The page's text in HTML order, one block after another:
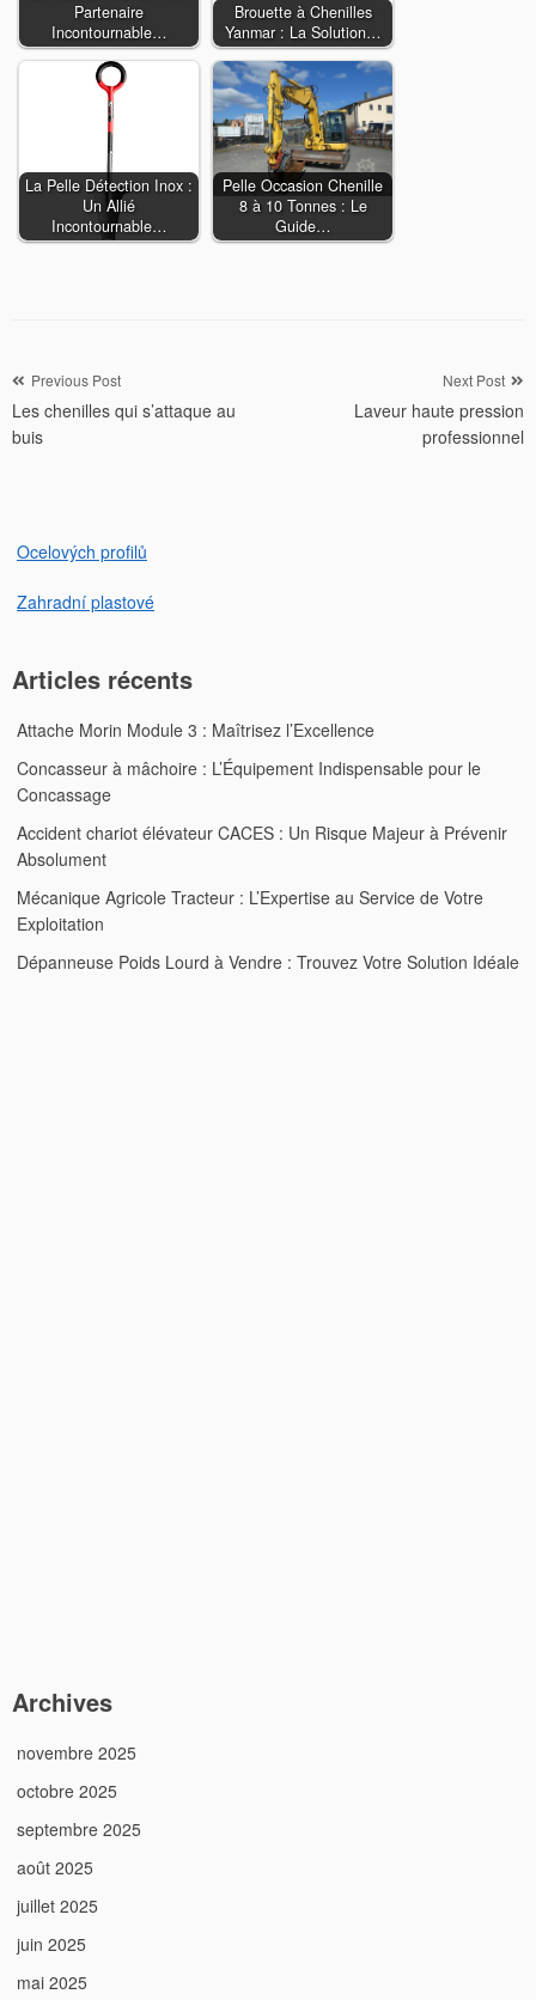
Partenaire
Incontournable…
Brouette à Chenilles
Yanmar : La Solution…
La Pelle Détection Inox :
Un Allié
Incontournable…
Pelle Occasion Chenille
8 à 10 Tonnes : Le
Guide…
Navigation
de
l’article
Previous Post
Les chenilles qui s’attaque au
buis
Next Post
Laveur haute pression
professionnel
Ocelových profilů
Zahradní plastové
Articles récents
Attache Morin Module 3 : Maîtrisez l’Excellence
Concasseur à mâchoire : L’Équipement Indispensable pour le
Concassage
Accident chariot élévateur CACES : Un Risque Majeur à Prévenir
Absolument
Mécanique Agricole Tracteur : L’Expertise au Service de Votre
Exploitation
Dépanneuse Poids Lourd à Vendre : Trouvez Votre Solution Idéale
Archives
novembre 2025
octobre 2025
septembre 2025
août 2025
juillet 2025
juin 2025
mai 2025